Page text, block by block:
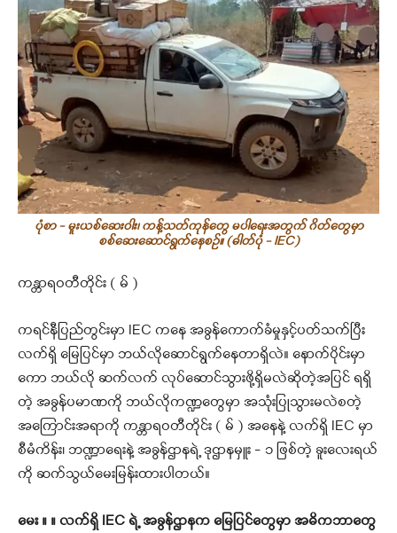
ပုံစာ - မူးယစ်ဆေးဝါး၊ ကန့်သတ်ကုန်တွေ မပါရေးအတွက် ဂိတ်တွေမှာ
စစ်ဆေးဆောင်ရွက်နေစဉ်။ (ဓါတ်ပုံ - IEC)
ကန္တာရဝတီတိုင်း ( မ် )
ကရင်နီပြည်တွင်းမှာ IEC ကနေ အခွန်ကောက်ခံမှုနှင့်ပတ်သက်ပြီး
လက်ရှိ မြေပြင်မှာ ဘယ်လိုဆောင်ရွက်နေတာရှိလဲ။ နောက်ပိုင်းမှာ
ကော ဘယ်လို ဆက်လက် လုပ်ဆောင်သွားဖို့ရှိမလဲဆိုတဲ့အပြင် ရရှိ
တဲ့ အခွန်ပမာဏကို ဘယ်လိုကဏ္ဍတွေမှာ အသုံးပြုသွားမလဲစတဲ့
အကြောင်းအရာကို ကန္တာရဝတီတိုင်း ( မ် ) အနေနဲ့ လက်ရှိ IEC မှာ
စီမံကိန်း၊ ဘဏ္ဍာရေးနဲ့ အခွန်ဌာနရဲ့ ဒုဌာနမှူး – ၁ ဖြစ်တဲ့ ခူးလေးရယ်
ကို ဆက်သွယ်မေးမြန်းထားပါတယ်။
မေး ။ ။ လက်ရှိ IEC ရဲ့ အခွန်ဌာနက မြေပြင်တွေမှာ အဓိကဘာတွေ